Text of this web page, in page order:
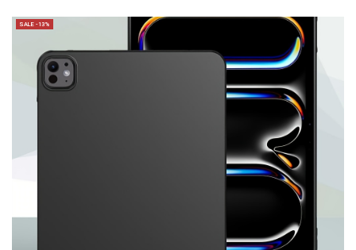
SALE -13%